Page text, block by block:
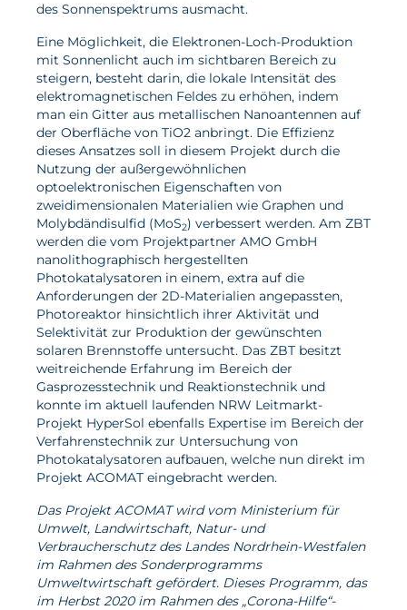
Offene Stellen
Weiterentwicklung
Vorteile für Mitarbeiter:innen
Aktuelles
Neuigkeiten
Projekte
Veranstaltungen
Publikationen
Awards und Auszeichnungen
Für die Presse
des Sonnenspektrums ausmacht.
Eine Möglichkeit, die Elektronen-Loch-Produktion
mit Sonnenlicht auch im sichtbaren Bereich zu
steigern, besteht darin, die lokale Intensität des
elektromagnetischen Feldes zu erhöhen, indem
man ein Gitter aus metallischen Nanoantennen auf
der Oberfläche von TiO2 anbringt. Die Effizienz
dieses Ansatzes soll in diesem Projekt durch die
Nutzung der außergewöhnlichen
optoelektronischen Eigenschaften von
zweidimensionalen Materialien wie Graphen und
Molybdändisulfid (MoS2) verbessert werden. Am ZBT
werden die vom Projektpartner AMO GmbH
nanolithographisch hergestellten
Photokatalysatoren in einem, extra auf die
Anforderungen der 2D-Materialien angepassten,
Photoreaktor hinsichtlich ihrer Aktivität und
Selektivität zur Produktion der gewünschten
solaren Brennstoffe untersucht. Das ZBT besitzt
weitreichende Erfahrung im Bereich der
Gasprozesstechnik und Reaktionstechnik und
konnte im aktuell laufenden NRW Leitmarkt-
Projekt HyperSol ebenfalls Expertise im Bereich der
Verfahrenstechnik zur Untersuchung von
Photokatalysatoren aufbauen, welche nun direkt im
Projekt ACOMAT eingebracht werden.
Das Projekt ACOMAT wird vom Ministerium für
Umwelt, Landwirtschaft, Natur- und
Verbraucherschutz des Landes Nordrhein-Westfalen
im Rahmen des Sonderprogramms
Umweltwirtschaft gefördert. Dieses Programm, das
im Herbst 2020 im Rahmen des „Corona-Hilfe“-